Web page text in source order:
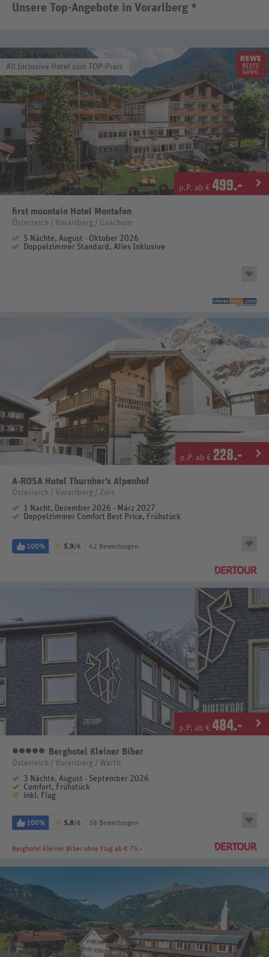
Unsere Top-Angebote in Vorarlberg *
All Inclusive Hotel zum TOP-Preis
p.P. ab € 499.-
first mountain Hotel Montafon
Österreich / Vorarlberg / Gaschurn
5 Nächte, August - Oktober 2026
Doppelzimmer Standard, Alles Inklusive
p.P. ab € 228.-
A-ROSA Hotel Thurnher’s Alpenhof
Österreich / Vorarlberg / Zürs
1 Nacht, Dezember 2026 - März 2027
Doppelzimmer Comfort Best Price, Frühstück
100% 5,9/6 42 Bewertungen
p.P. ab € 484.-
5 Sterne
Berghotel Kleiner Biber
Österreich / Vorarlberg / Warth
3 Nächte, August - September 2026
Comfort, Frühstück
inkl. Flug
100% 5,8/6 38 Bewertungen
Berghotel Kleiner Biber ohne Flug ab € 75.-